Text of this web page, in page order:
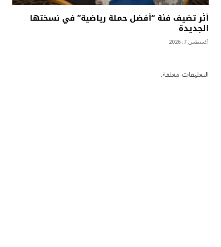
أثر تضيف فئة “أفضل حملة رياضية” في نسختها
الجديدة
أغسطس 7, 2026
التعليقات مغلقة.